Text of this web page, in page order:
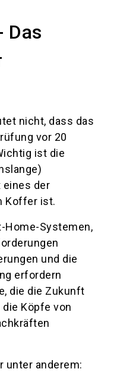
Das
nicht, dass das
vor 20
ist die
der
Koffer ist.
Home-Systemen,
und die
erfordern
die die Zukunft
Köpfe von
unter anderem: